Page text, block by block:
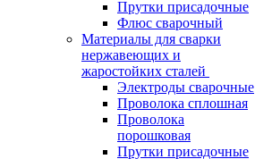
Прутки присадочные
Флюс сварочный
Материалы для сварки
нержавеющих и
жаростойких сталей
Электроды сварочные
Проволока сплошная
Проволока
порошковая
Прутки присадочные